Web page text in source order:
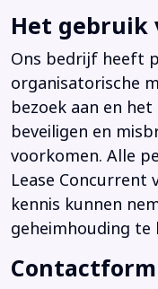
Het gebruik
Ons bedrijf heeft
organisatorische
bezoek aan en
beveiligen en
voorkomen. Alle
Lease Concurrent
kennis kunnen
geheimhouding